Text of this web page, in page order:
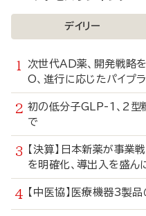
デイリー
次世代AD薬、開発戦略
O、進行に応じたパイプ
初の低分子GLP-1、2型
で
【決算】日本新薬が事
を明確化、導出入を盛ん
【中医協】医療機器3製